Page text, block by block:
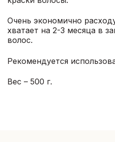
Очень экономично
хватает на 2-3 месяца в
волос.
Рекомендуется
Вес – 500 г.